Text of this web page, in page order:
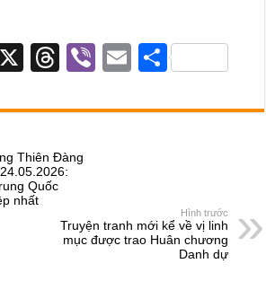
W
X
T
e
d
Vi
er
E
ail
S
ar
Thiên Đàng
Quốc
nhất
Hình trước
Truyện tranh mới kể về vị linh
mục được trao Huân chương
Danh dự